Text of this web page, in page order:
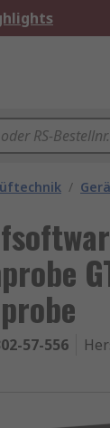
/
57-556